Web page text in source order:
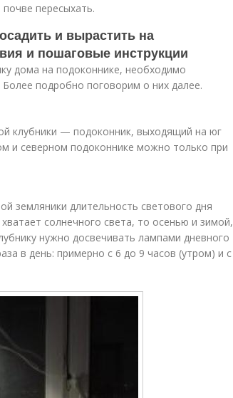
пересыхать.
и вырастить на
и пошаговые инструкции
дома на подоконнике, необходимо
подробно поговорим о них далее.
клубники — подоконник, выходящий на юг
и северном подоконнике можно только при
земляники длительность светового дня
солнечного света, то осенью и зимой,
нужно досвечивать лампами дневного
в день: примерно с 6 до 9 часов (утром) и с